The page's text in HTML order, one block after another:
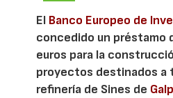
El Banco Europeo de
concedido un préstamo
euros para la
proyectos destinados a
refinería de Sines de Galp